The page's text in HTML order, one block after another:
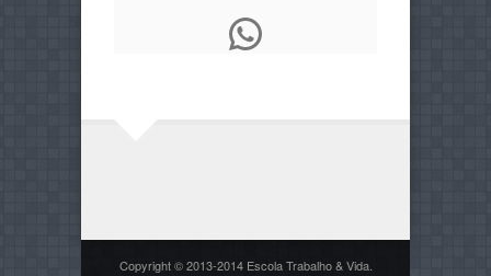
WhatsApp
Copyright © 2013-2014 Escola Trabalho & Vida.